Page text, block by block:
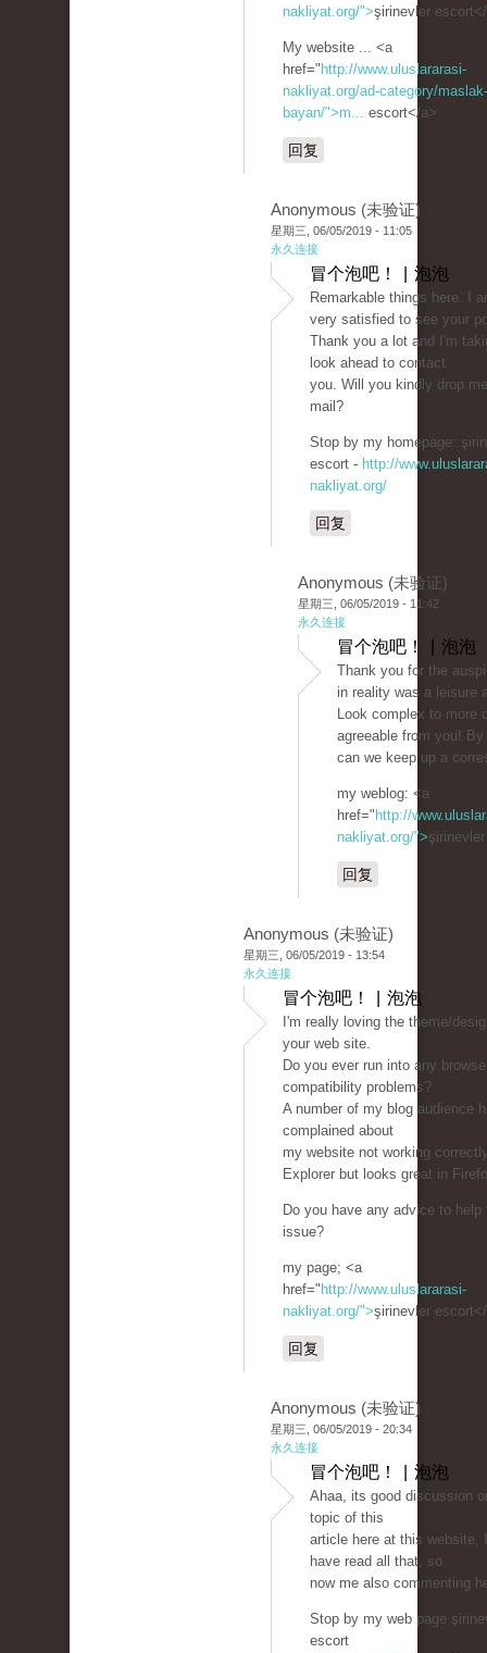
nakliyat.org/">şirinevler
My website ... <a
href=" http://www.uluslararasi-
nakliyat.org/ad-category/
bayan/">m... escort</a>
回复
Anonymous (未验证)
星期三, 06/05/2019 - 11:05
永久连接
冒个泡吧！ | 泡泡
Remarkable things here. I
very satisfied to see your
Thank you a lot and I'm
look ahead to contact
you. Will you kindly drop
mail?
Stop by my homepage:
escort - http://
nakliyat.org/
回复
Anonymous (未验证)
星期三, 06/05/2019 - 11:42
永久连接
冒个泡吧！ | 泡泡
Thank you for the
in reality was a leisure
Look complex to more
agreeable from you!
can we keep up a
my weblog: <a
href=" http://
nakliyat.org/">
回复
Anonymous (未验证)
星期三, 06/05/2019 - 13:54
永久连接
冒个泡吧！ | 泡泡
I'm really loving the theme/
your web site.
Do you ever run into any
compatibility problems?
A number of my blog audience
complained about
my website not working
Explorer but looks great in
Do you have any advice to
issue?
my page; <a
href=" http://www.uluslararasi-
nakliyat.org/">şirinevler
回复
Anonymous (未验证)
星期三, 06/05/2019 - 20:34
永久连接
冒个泡吧！ | 泡泡
Ahaa, its good discussion
topic of this
article here at this website, I
have read all that, so
now me also commenting
Stop by my web page
escort